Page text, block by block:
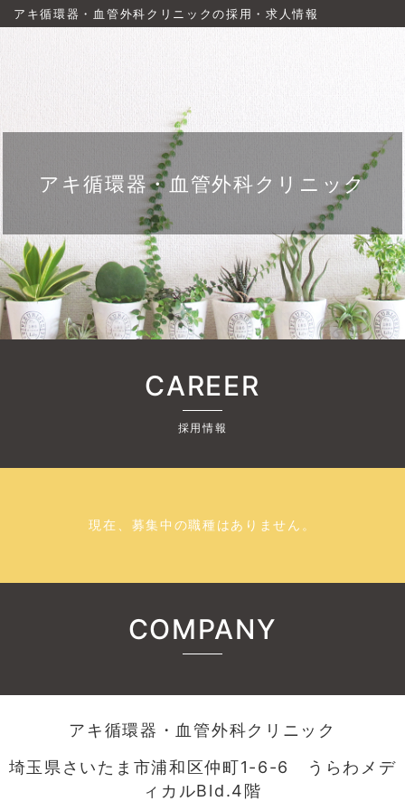
アキ循環器・血管外科クリニックの採用・求人情報
アキ循環器・血管外科クリニック
CAREER
採用情報
現在、募集中の職種はありません。
COMPANY
アキ循環器・血管外科クリニック
埼玉県さいたま市浦和区仲町1-6-6 うらわメデ
ィカルBld.4階